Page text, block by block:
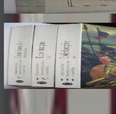
30
€
Ecole Francaise.
Peintures du Musée du
d'Orsay. 3 Volumes : III,
COMPIN isabelle
70€